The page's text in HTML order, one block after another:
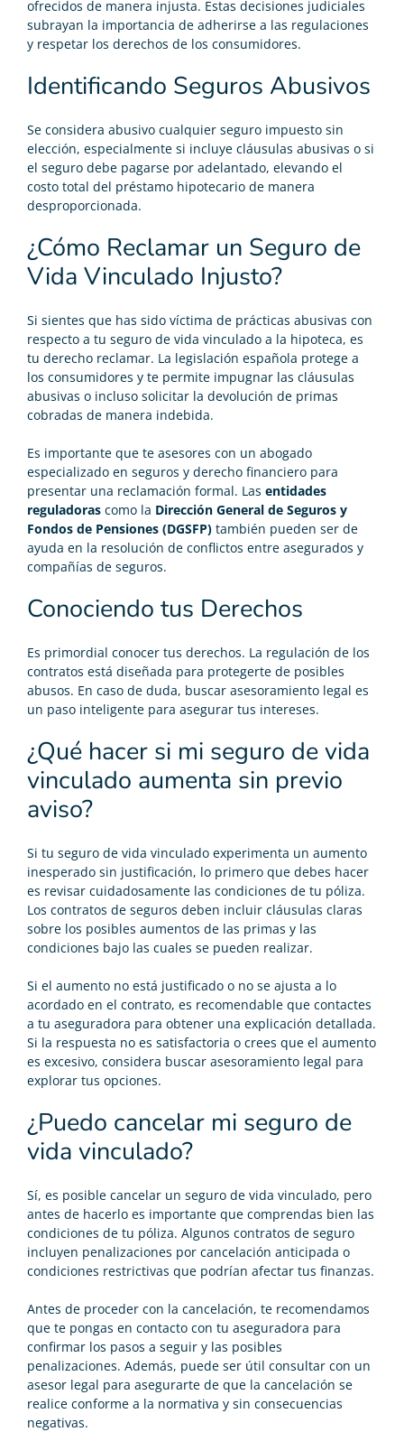
ofrecidos de manera injusta. Estas decisiones judiciales
subrayan la importancia de adherirse a las regulaciones
y respetar los derechos de los consumidores.
Identificando Seguros Abusivos
Se considera abusivo cualquier seguro impuesto sin
elección, especialmente si incluye cláusulas abusivas o si
el seguro debe pagarse por adelantado, elevando el
costo total del préstamo hipotecario de manera
desproporcionada.
¿Cómo Reclamar un Seguro de
Vida Vinculado Injusto?
Si sientes que has sido víctima de prácticas abusivas con
respecto a tu seguro de vida vinculado a la hipoteca, es
tu derecho reclamar. La legislación española protege a
los consumidores y te permite impugnar las cláusulas
abusivas o incluso solicitar la devolución de primas
cobradas de manera indebida.
Es importante que te asesores con un abogado
especializado en seguros y derecho financiero para
presentar una reclamación formal. Las entidades
reguladoras como la Dirección General de Seguros y
Fondos de Pensiones (DGSFP) también pueden ser de
ayuda en la resolución de conflictos entre asegurados y
compañías de seguros.
Conociendo tus Derechos
Es primordial conocer tus derechos. La regulación de los
contratos está diseñada para protegerte de posibles
abusos. En caso de duda, buscar asesoramiento legal es
un paso inteligente para asegurar tus intereses.
¿Qué hacer si mi seguro de vida
vinculado aumenta sin previo
aviso?
Si tu seguro de vida vinculado experimenta un aumento
inesperado sin justificación, lo primero que debes hacer
es revisar cuidadosamente las condiciones de tu póliza.
Los contratos de seguros deben incluir cláusulas claras
sobre los posibles aumentos de las primas y las
condiciones bajo las cuales se pueden realizar.
Si el aumento no está justificado o no se ajusta a lo
acordado en el contrato, es recomendable que contactes
a tu aseguradora para obtener una explicación detallada.
Si la respuesta no es satisfactoria o crees que el aumento
es excesivo, considera buscar asesoramiento legal para
explorar tus opciones.
¿Puedo cancelar mi seguro de
vida vinculado?
Sí, es posible cancelar un seguro de vida vinculado, pero
antes de hacerlo es importante que comprendas bien las
condiciones de tu póliza. Algunos contratos de seguro
incluyen penalizaciones por cancelación anticipada o
condiciones restrictivas que podrían afectar tus finanzas.
Antes de proceder con la cancelación, te recomendamos
que te pongas en contacto con tu aseguradora para
confirmar los pasos a seguir y las posibles
penalizaciones. Además, puede ser útil consultar con un
asesor legal para asegurarte de que la cancelación se
realice conforme a la normativa y sin consecuencias
negativas.